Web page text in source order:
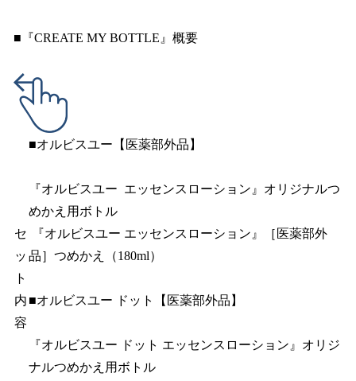
■『CREATE MY BOTTLE』概要
セ
ッ
ト
内
容
■オルビスユー【医薬部外品】
『オルビスユー エッセンスローション』オリジナルつ
めかえ用ボトル
『オルビスユー エッセンスローション』［医薬部外
品］つめかえ（180ml）
■オルビスユー ドット【医薬部外品】
『オルビスユー ドット エッセンスローション』オリジ
ナルつめかえ用ボトル